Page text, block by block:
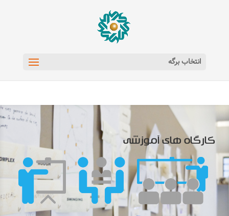
انتخاب برگه
کارگاه های آموزشی